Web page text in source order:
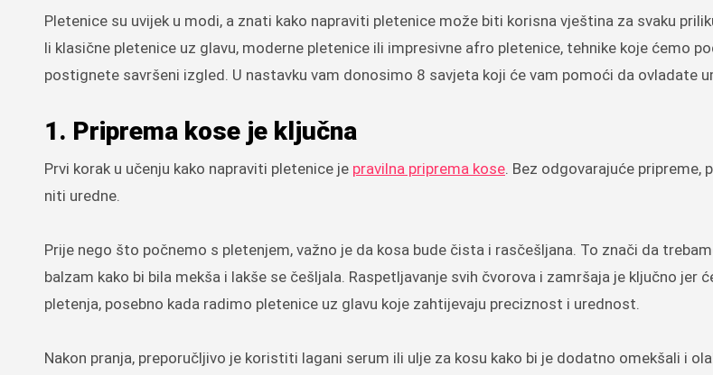
Pletenice su uvijek u modi, a znati kako napraviti pletenice može biti korisna vještina za svaku
li klasične pletenice uz glavu, moderne pletenice ili impresivne afro pletenice, tehnike koje ćemo
postignete savršeni izgled. U nastavku vam donosimo 8 savjeta koji će vam pomoći da ovladate
1. Priprema kose je ključna
Prvi korak u učenju kako napraviti pletenice je pravilna priprema kose. Bez odgovarajuće pripreme,
niti uredne.
Prije nego što počnemo s pletenjem, važno je da kosa bude čista i rasčešljana. To znači da
balzam kako bi bila mekša i lakše se češljala. Raspetljavanje svih čvorova i zamršaja je ključno jer
pletenja, posebno kada radimo pletenice uz glavu koje zahtijevaju preciznost i urednost.
Nakon pranja, preporučljivo je koristiti lagani serum ili ulje za kosu kako bi je dodatno omekšali i